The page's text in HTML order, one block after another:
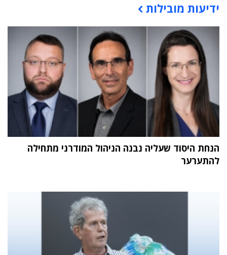
ידיעות מובילות
הנחת היסוד שעליה נבנה הניהול המודרני מתחילה
להתערער